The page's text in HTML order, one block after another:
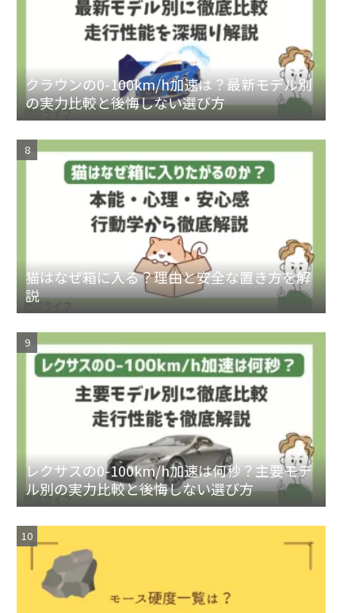
クラウンの0-100km/h加速は？最新モデル別
の実力比較と後悔しない選び方
猫はなぜ箱に入る？理由と安全な置き方を解
説
レクサスの0-100km/h加速は何秒？主要モデ
ル別の実力比較と後悔しない選び方